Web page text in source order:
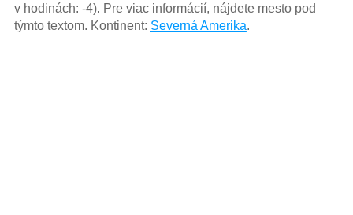
v hodinách: -4). Pre viac informácií, nájdete mesto pod
týmto textom. Kontinent: Severná Amerika.